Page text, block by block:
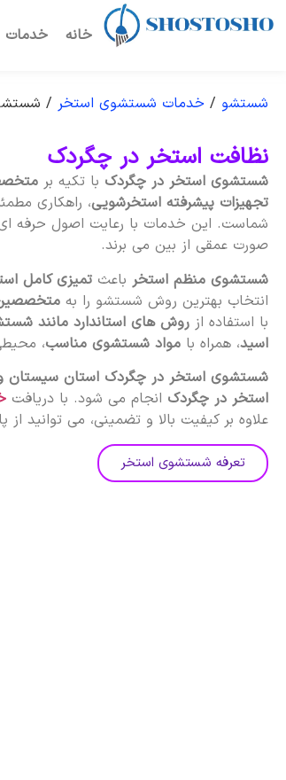
خانه خدمات
شستشو / خدمات شستشوی استخر /
نظافت استخر در چگردک
شستشوی استخر در چگردک با تکیه بر
تجهیزات پیشرفته استخرشویی، راهکاری
شماست. این خدمات با رعایت اصول حرفه
صورت عمقی از بین می برند.
شستشوی منظم استخر باعث تمیزی کامل
انتخاب بهترین روش شستشو را به
با استفاده از روش های استاندارد مانند
اسید، همراه با مواد شستشوی مناسب،
شستشوی استخر در چگردک استان سیستان
استخر در چگردک انجام می شود. با دریافت
علاوه بر کیفیت بالا و تضمینی، می توانید از
تعرفه شستشوی استخر